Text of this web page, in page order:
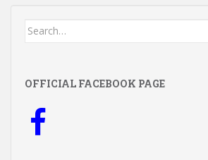
Search
OFFICIAL FACEBOOK PAGE